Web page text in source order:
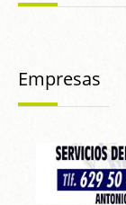
Empresas